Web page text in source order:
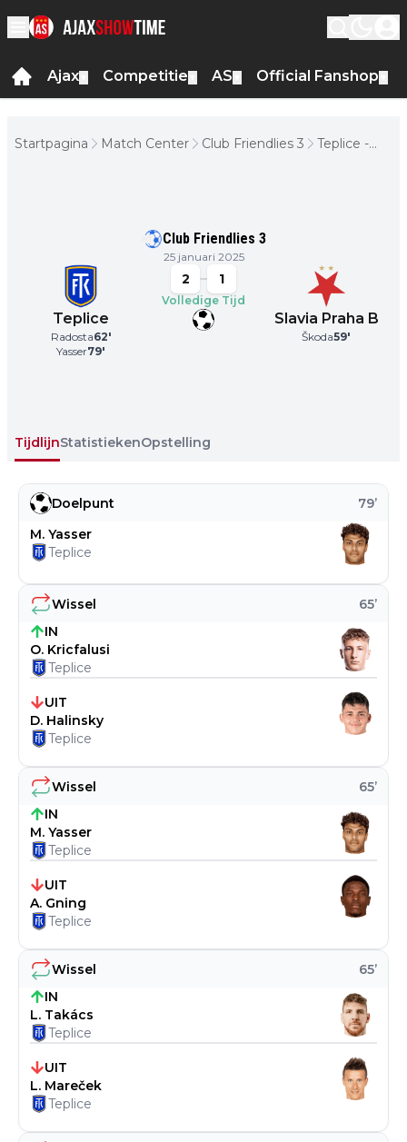
Ajax Competitie AS Official Fanshop
Startpagina Match Center Club Friendlies 3
Teplice -
Club Friendlies 3
25 januari 2025
Teplice
Radosta62'
Yasser79'
2 1
Volledige Tijd
Slavia Praha B
Škoda59'
TijdlijnStatistiekenOpstelling
Wissel 65’
IN
L. Takács
Teplice
UIT
L. Mareček
Teplice
Wissel 65’
IN
M. Yasser
Teplice
UIT
A. Gning
Teplice
Wissel 65’
IN
O. Kricfalusi
Teplice
UIT
D. Halinsky
Teplice
Doelpunt 79’
M. Yasser
Teplice